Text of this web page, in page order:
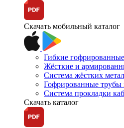
Скачать мобильный каталог
Гибкие
Жёсткие и
Система жёстких
Гофрированные трубы
Система прокладки
Скачать каталог